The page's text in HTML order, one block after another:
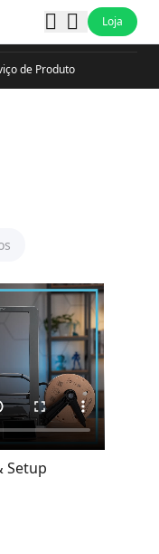
Loja
de Produto
Setup